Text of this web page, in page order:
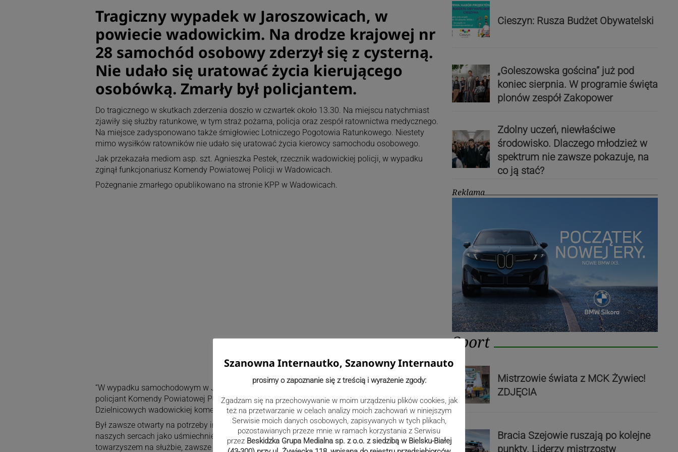
Tragiczny wypadek w Jaroszowicach, w
powiecie wadowickim. Na drodze krajowej nr
28 samochód osobowy zderzył się z cysterną.
Nie udało się uratować życia kierującego
osobówką. Zmarły był policjantem.
Do tragicznego w skutkach zderzenia doszło w czwartek około 13.30. Na miejscu natychmiast
zjawiły się służby ratunkowe, w tym straż pożarna, policja oraz zespół ratownictwa medycznego.
Na miejsce zadysponowano także śmigłowiec Lotniczego Pogotowia Ratunkowego. Niestety
mimo wysiłków ratowników nie udało się uratować życia kierowcy samochodu osobowego.
Jak przekazała mediom asp. szt. Agnieszka Pestek, rzecznik wadowickiej policji, w wypadku
zginął funkcjonariusz Komendy Powiatowej Policji w Wadowicach.
Pożegnanie zmarłego opublikowano na stronie KPP w Wadowicach.
“W wypadku samochodowym w Jaroszowicach, zginął nasz kolega mł. asp. Mateusz Fidelus –
policjant Komendy Powiatowej Policji w Wadowicach. Mateusz obecnie pełnił służbę w Rewirze
Dzielnicowych wadowickiej komendy.
Był zawsze otwarty na potrzeby innych i nigdy nie odmawiał pomocy. Na zawsze pozostanie w
naszych sercach jako uśmiechnięty, życzliwy i uczynny kolega. Był znakomitym i pewnym
towarzyszem na służbie, zawsze pomocnym i gotowym poświecić każdemu swój czas. Odszedł
Cieszyn: Rusza Budżet Obywatelski
„Goleszowska gościna” już pod
koniec sierpnia. W programie święta
plonów zespół Zakopower
Zdolny uczeń, niewłaściwe
środowisko. Dlaczego młodzież w
spektrum nie zawsze pokazuje, na
co ją stać?
Reklama
Sport
Mistrzowie świata z MCK Żywiec!
ZDJĘCIA
Bracia Szejowie ruszają po kolejne
punkty. Liderzy mistrzostw
Szanowna Internautko, Szanowny Internauto
prosimy o zapoznanie się z treścią i wyrażenie zgody:
Zgadzam się na przechowywanie w moim urządzeniu plików cookies, jak
też na przetwarzanie w celach analizy moich zachowań w niniejszym
Serwisie moich danych osobowych, zapisywanych w tych plikach,
pozostawianych przeze mnie w ramach korzystania z Serwisu
przez Beskidzka Grupa Medialna sp. z o.o. z siedzibą w Bielsku-Białej